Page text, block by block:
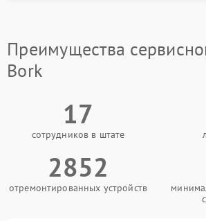
Преимущества
Bork
17
сотрудников в штате
2852
отремонтированных устройств